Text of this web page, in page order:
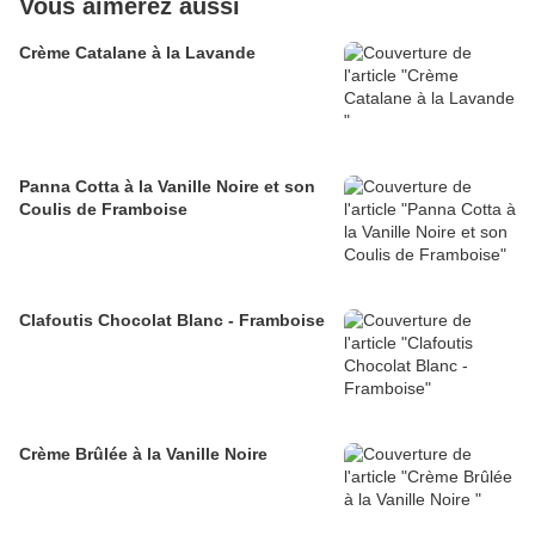
Vous aimerez aussi
Crème Catalane à la Lavande
Panna Cotta à la Vanille Noire et son
Coulis de Framboise
Clafoutis Chocolat Blanc - Framboise
Crème Brûlée à la Vanille Noire